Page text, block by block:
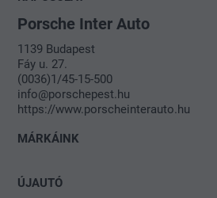
Porsche Inter Auto
1139 Budapest
Fáy u. 27.
(0036)1/45-15-500
info@porschepest.hu
https://www.porscheinterauto.hu
MÁRKÁINK
Audi
ÚJAUTÓ